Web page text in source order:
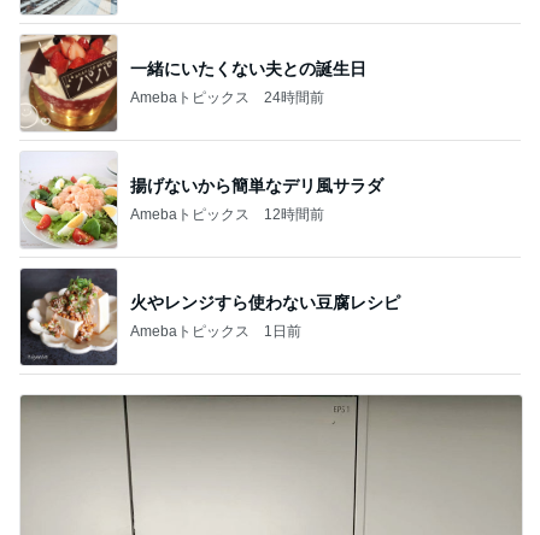
一緒にいたくない夫との誕生日
Amebaトピックス 24時間前
揚げないから簡単なデリ風サラダ
Amebaトピックス 12時間前
火やレンジすら使わない豆腐レシピ
Amebaトピックス 1日前